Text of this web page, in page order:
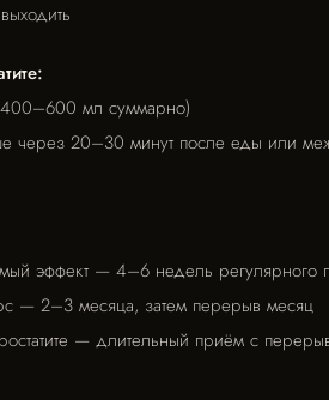
мл суммарно)
через 20–30 минут после еды или
эффект — 4–6 недель регулярного
— 2–3 месяца, затем перерыв месяц
— длительный приём с